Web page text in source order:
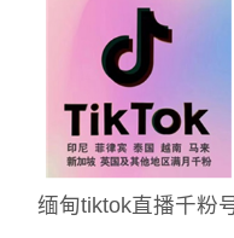
缅甸tiktok直播千粉